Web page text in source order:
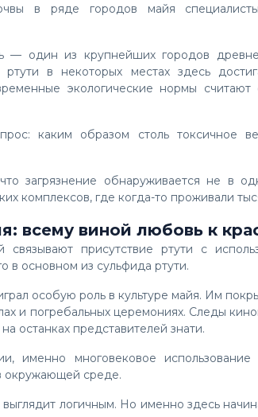
ртути в некоторых местах здесь
экологические нормы
комплексов, где когда-то проживали
всему виной любовь к
в основном из сульфида ртути.
и погребальных церемониях. Следы
останках представителей знати.
окружающей среде.